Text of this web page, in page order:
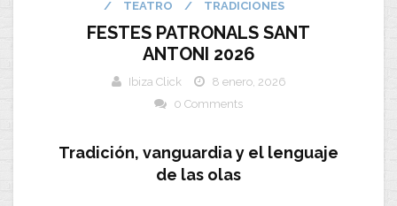
/
TEATRO / TRADICIONES
FESTES PATRONALS SANT
ANTONI 2026
Ibiza Click
8 enero, 2026
0 Comments
Tradición, vanguardia y el lenguaje
de las olas